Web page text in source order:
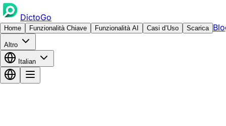
DictoGo
Home Funzionalità Chiave Funzionalità AI Casi d’Uso Scarica
Altro
Italian